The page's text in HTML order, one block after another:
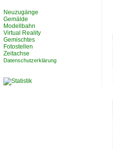
Neuzugänge
Gemälde
Modellbahn
Virtual Reality
Gemischtes
Fotostellen
Zeitachse
Datenschutzerklärung